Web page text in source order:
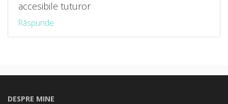
accesibile tuturor
Răspunde
DESPRE MINE